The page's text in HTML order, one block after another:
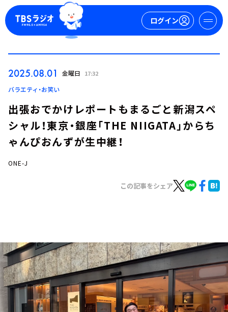
ログイン
ログイン
イベント・グッズ
YouTube
会社情報
2025.08.01 金曜日 17:32
バラエティ・お笑い
出張おでかけレポートもまるごと新潟スペ
シャル！東京・銀座「THE NIIGATA」からち
ゃんぴおんずが生中継！
ONE-J
この記事をシェア